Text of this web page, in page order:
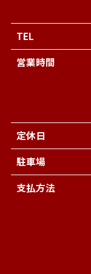
TEL
営業時間
定休日
駐車場
支払方法